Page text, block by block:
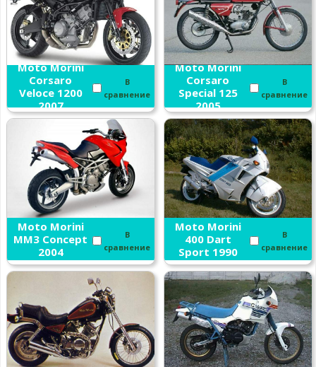
Moto Morini
Corsaro
Veloce 1200
2007
В
сравнение
Moto Morini
Corsaro
Special 125
2005
В
сравнение
Moto Morini
MM3 Concept
2004
В
сравнение
Moto Morini
400 Dart
Sport 1990
В
сравнение